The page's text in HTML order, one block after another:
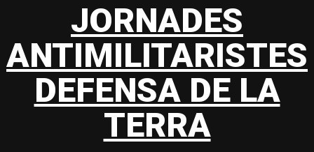
JORNADES
ANTIMILITARISTES
DEFENSA DE LA
TERRA